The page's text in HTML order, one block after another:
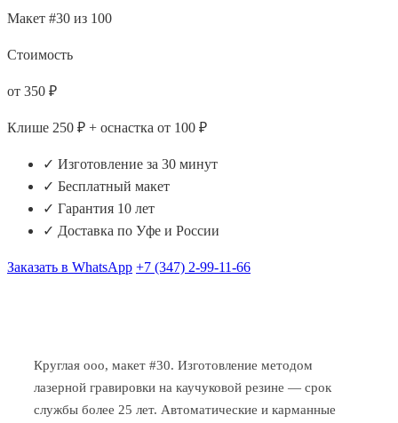
Макет #30 из 100
Стоимость
от 350 ₽
Клише 250 ₽ + оснастка от 100 ₽
✓ Изготовление за 30 минут
✓ Бесплатный макет
✓ Гарантия 10 лет
✓ Доставка по Уфе и России
Заказать в WhatsApp +7 (347) 2-99-11-66
Круглая ооо, макет #30. Изготовление методом
лазерной гравировки на каучуковой резине — срок
службы более 25 лет. Автоматические и карманные